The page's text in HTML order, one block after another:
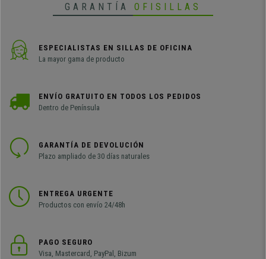
GARANTÍA OFISILLAS
ESPECIALISTAS EN SILLAS DE OFICINA
La mayor gama de producto
ENVÍO GRATUITO EN TODOS LOS PEDIDOS
Dentro de Península
GARANTÍA DE DEVOLUCIÓN
Plazo ampliado de 30 días naturales
ENTREGA URGENTE
Productos con envío 24/48h
PAGO SEGURO
Visa, Mastercard, PayPal, Bizum